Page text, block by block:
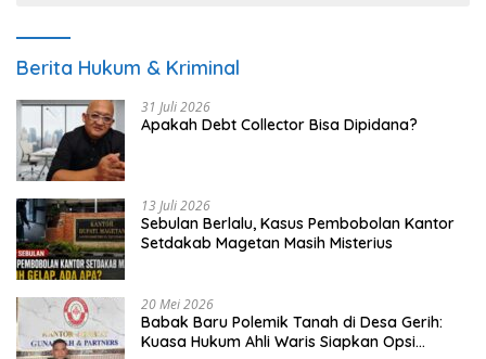
Berita Hukum & Kriminal
31 Juli 2026
Apakah Debt Collector Bisa Dipidana?
13 Juli 2026
Sebulan Berlalu, Kasus Pembobolan Kantor
Setdakab Magetan Masih Misterius
20 Mei 2026
Babak Baru Polemik Tanah di Desa Gerih:
Kuasa Hukum Ahli Waris Siapkan Opsi